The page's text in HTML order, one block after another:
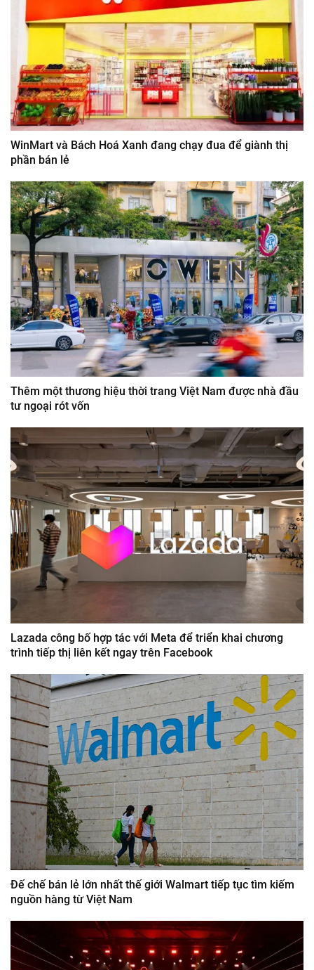
WinMart và Bách Hoá Xanh đang chạy đua để giành thị
phần bán lẻ
Thêm một thương hiệu thời trang Việt Nam được nhà đầu
tư ngoại rót vốn
Lazada công bố hợp tác với Meta để triển khai chương
trình tiếp thị liên kết ngay trên Facebook
Đế chế bán lẻ lớn nhất thế giới Walmart tiếp tục tìm kiếm
nguồn hàng từ Việt Nam